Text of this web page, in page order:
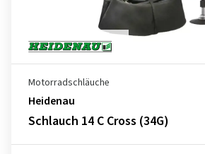
Motorradschläuche
Heidenau
Schlauch 14 C Cross (34G)